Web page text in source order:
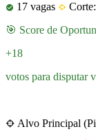
17 vagas
🎯 Score de
+18
votos para disputar
Alvo Principal